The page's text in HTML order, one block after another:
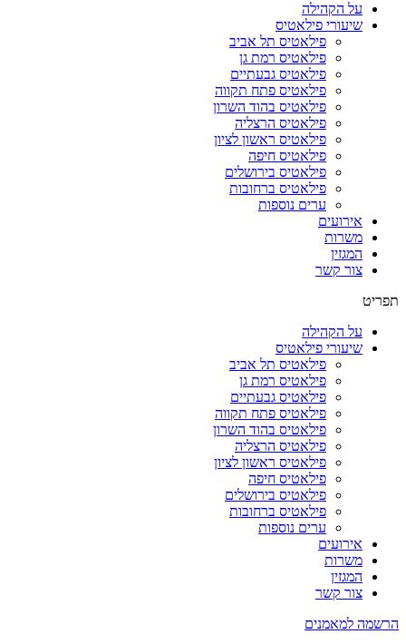
על הקהילה
שיעורי פילאטיס
פילאטיס תל אביב
פילאטיס רמת גן
פילאטיס גבעתיים
פילאטיס פתח תקווה
פילאטיס בהוד השרון
פילאטיס הרצליה
פילאטיס ראשון לציון
פילאטיס חיפה
פילאטיס בירושלים
פילאטיס ברחובות
ערים נוספות
אירועים
משרות
המגזין
צור קשר
תפריט
על הקהילה
שיעורי פילאטיס
פילאטיס תל אביב
פילאטיס רמת גן
פילאטיס גבעתיים
פילאטיס פתח תקווה
פילאטיס בהוד השרון
פילאטיס הרצליה
פילאטיס ראשון לציון
פילאטיס חיפה
פילאטיס בירושלים
פילאטיס ברחובות
ערים נוספות
אירועים
משרות
המגזין
צור קשר
הרשמה למאמנים